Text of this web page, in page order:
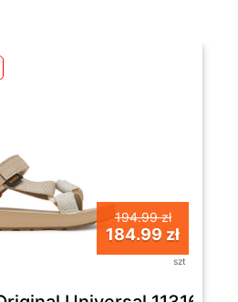
194.99 zł
184.99 zł
szt